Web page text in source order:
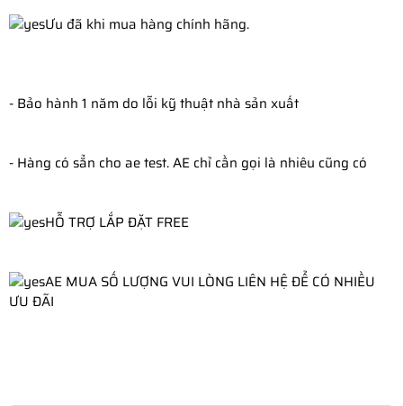
Ưu đã khi mua hàng chính hãng.
- Bảo hành 1 năm do lỗi kỹ thuật nhà sản xuất
- Hàng có sẳn cho ae test. AE chỉ cần gọi là nhiêu cũng có
HỖ TRỢ LẮP ĐẶT FREE
AE MUA SỐ LƯỢNG VUI LÒNG LIÊN HỆ ĐỂ CÓ NHIỀU
ƯU ĐÃI